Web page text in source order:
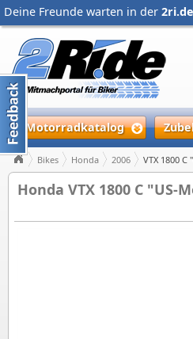
Deine Freunde warten in der
Motorradkatalog
Bikes Honda 2006 VTX 1800 C
Honda VTX 1800 C "US-